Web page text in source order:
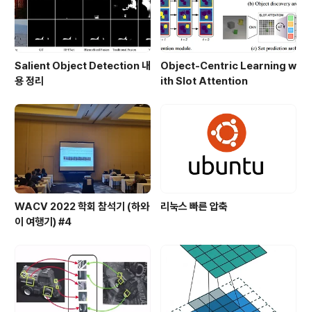
Salient Object Detection 내
용 정리
Object-Centric Learning w
ith Slot Attention
WACV 2022 학회 참석기 (하와
이 여행기) #4
리눅스 빠른 압축